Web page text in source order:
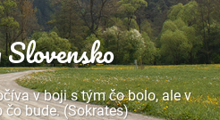
v boji s tým čo bolo, ale v
bude. (Sokrates)